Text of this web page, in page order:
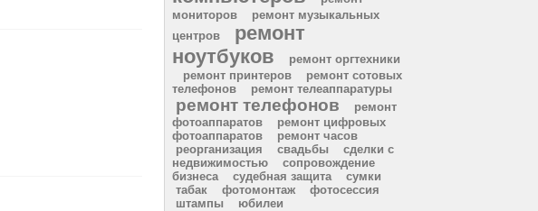
мониторов
ремонт музыкальных
центров
ремонт
ноутбуков
ремонт оргтехники
ремонт принтеров
ремонт сотовых
телефонов
ремонт телеаппаратуры
ремонт телефонов
ремонт
фотоаппаратов
ремонт цифровых
фотоаппаратов
ремонт часов
реорганизация
свадьбы
сделки с
недвижимостью
сопровождение
бизнеса
судебная защита
сумки
табак
фотомонтаж
фотосессия
штампы
юбилеи